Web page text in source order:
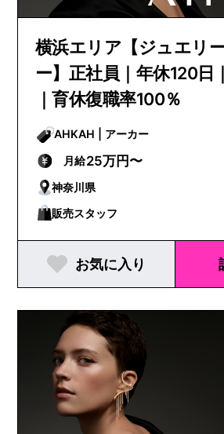
横浜エリア【ジュエリ
ー】正社員｜年休120日
｜育休復職率100％
AHKAH | アーカー
月給25万円〜
神奈川県
販売スタッフ
お気に入り